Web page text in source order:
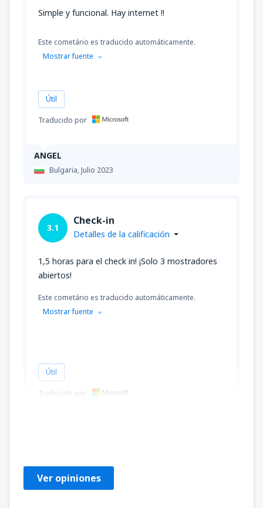
ANGEL
Bulgaria,Julio 2023
Simple y funcional. Hay internet !!
Este cometário es traducido automáticamente.
Mostrar fuente
Útil
Traducido por
3.1
Check-in
Detalles de la calificación
1,5 horas para el check in! ¡Solo 3 mostradores
abiertos!
Este cometário es traducido automáticamente.
Mostrar fuente
Útil
Traducido por
Ver opiniones